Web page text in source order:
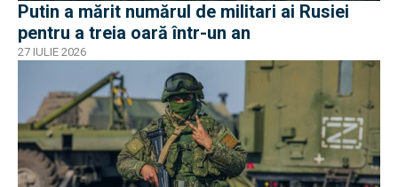
Putin a mărit numărul de militari ai Rusiei
pentru a treia oară într-un an
27 IULIE 2026